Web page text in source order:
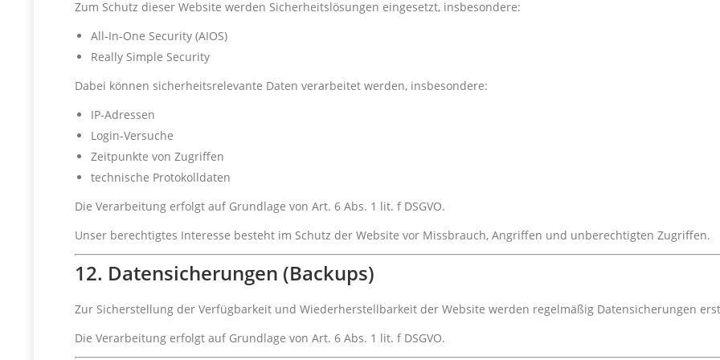
Zum Schutz dieser Website werden Sicherheitslösungen eingesetzt, insbesondere:
All-In-One Security (AIOS)
Really Simple Security
Dabei können sicherheitsrelevante Daten verarbeitet werden, insbesondere:
IP-Adressen
Login-Versuche
Zeitpunkte von Zugriffen
technische Protokolldaten
Die Verarbeitung erfolgt auf Grundlage von Art. 6 Abs. 1 lit. f DSGVO.
Unser berechtigtes Interesse besteht im Schutz der Website vor Missbrauch, Angriffen und unberechtigten Zugriffen.
12. Datensicherungen (Backups)
Zur Sicherstellung der Verfügbarkeit und Wiederherstellbarkeit der Website werden regelmäßig Datensicherungen
Die Verarbeitung erfolgt auf Grundlage von Art. 6 Abs. 1 lit. f DSGVO.